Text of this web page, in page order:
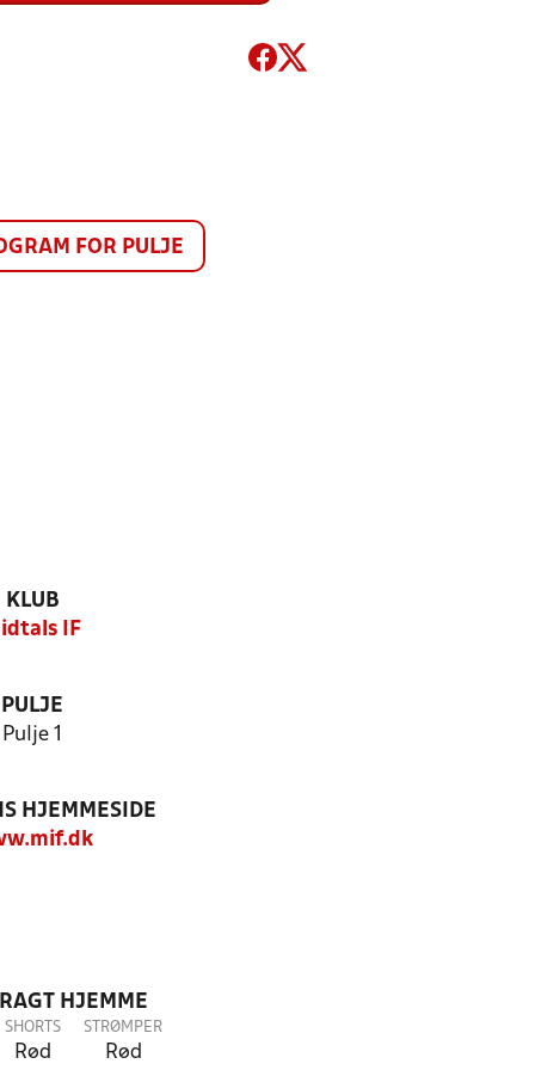
FOR PULJE
KLUB
IF
PULJE
Pulje 1
HJEMMESIDE
HJEMME
SHORTS
Rød
STRØMPER
Rød